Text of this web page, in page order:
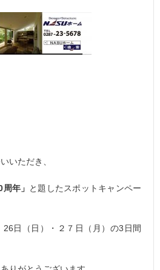
いただき、
年」 と題したスポットキャンペー
日（日）・２７日（月）の3日間